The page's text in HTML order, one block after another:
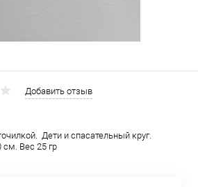
Добавить отзыв
Дети и спасательный круг.
Вес 25 гр